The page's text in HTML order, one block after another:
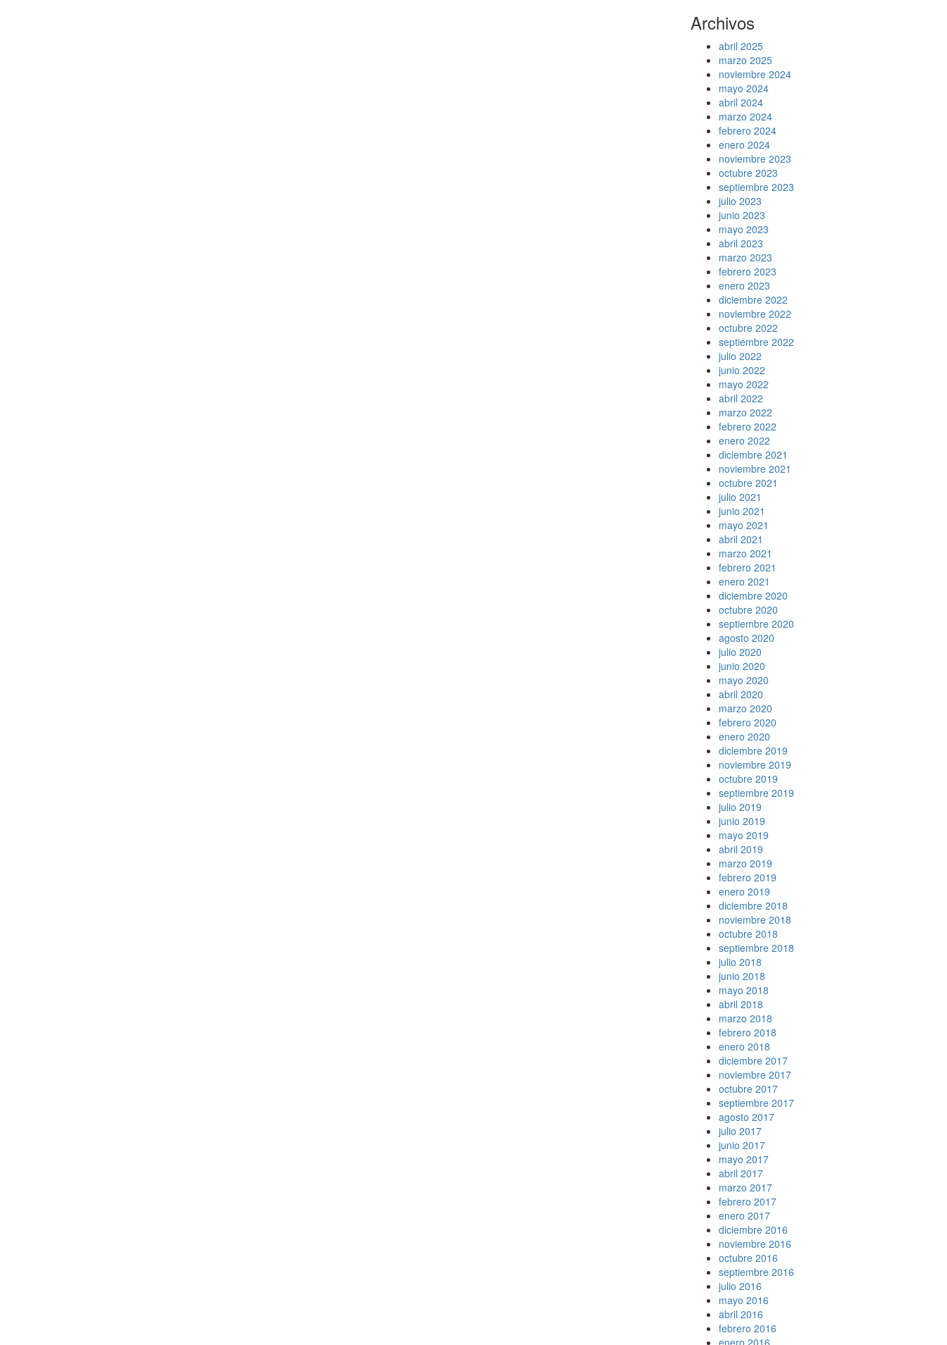
Archivos
abril 2025
marzo 2025
noviembre 2024
mayo 2024
abril 2024
marzo 2024
febrero 2024
enero 2024
noviembre 2023
octubre 2023
septiembre 2023
julio 2023
junio 2023
mayo 2023
abril 2023
marzo 2023
febrero 2023
enero 2023
diciembre 2022
noviembre 2022
octubre 2022
septiembre 2022
julio 2022
junio 2022
mayo 2022
abril 2022
marzo 2022
febrero 2022
enero 2022
diciembre 2021
noviembre 2021
octubre 2021
julio 2021
junio 2021
mayo 2021
abril 2021
marzo 2021
febrero 2021
enero 2021
diciembre 2020
octubre 2020
septiembre 2020
agosto 2020
julio 2020
junio 2020
mayo 2020
abril 2020
marzo 2020
febrero 2020
enero 2020
diciembre 2019
noviembre 2019
octubre 2019
septiembre 2019
julio 2019
junio 2019
mayo 2019
abril 2019
marzo 2019
febrero 2019
enero 2019
diciembre 2018
noviembre 2018
octubre 2018
septiembre 2018
julio 2018
junio 2018
mayo 2018
abril 2018
marzo 2018
febrero 2018
enero 2018
diciembre 2017
noviembre 2017
octubre 2017
septiembre 2017
agosto 2017
julio 2017
junio 2017
mayo 2017
abril 2017
marzo 2017
febrero 2017
enero 2017
diciembre 2016
noviembre 2016
octubre 2016
septiembre 2016
julio 2016
mayo 2016
abril 2016
febrero 2016
enero 2016